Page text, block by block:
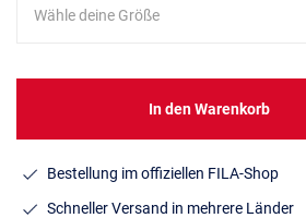
Wähle deine Größe
In den Warenkorb
Bestellung im offiziellen FILA-Shop
Schneller Versand in mehrere Länder